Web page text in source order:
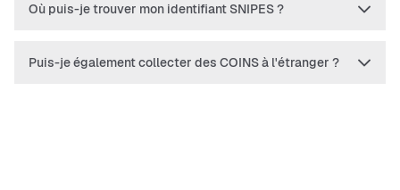
Où puis-je trouver mon identifiant SNIPES ?
Puis-je également collecter des COINS à l'étranger ?